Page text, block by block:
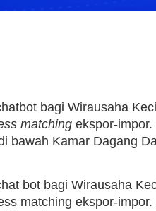
bagi Wirausaha
matching ekspor-
bawah Kamar Dagang
bot bagi Wirausaha
matching ekspor-